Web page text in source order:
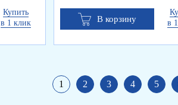
Купить
в 1 клик
В корзину
в
1 2 3 4 5